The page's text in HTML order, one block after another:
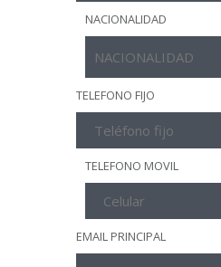
NACIONALIDAD
TELEFONO FIJO
TELEFONO MOVIL
EMAIL PRINCIPAL